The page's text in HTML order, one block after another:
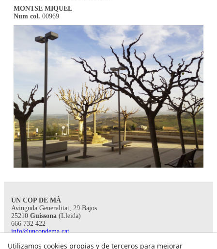
MONTSE MIQUEL
Num col. 00969
UN COP DE MÀ
Avinguda Generalitat, 29 Bajos
25210 Guissona (Lleida)
666 732 422
info@uncopdema.cat
Utilizamos cookies propias y de terceros para mejorar